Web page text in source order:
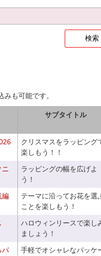
も可能です。
サブタイトル
クリスマスをラッピング
楽しもう！！
ラッピングの幅を広げよ
う！
編
テーマに沿ってお花を選
ことを楽しもう！
ハロウィンリースで楽し
ましょう！
パ
手軽でオシャレなパッケ